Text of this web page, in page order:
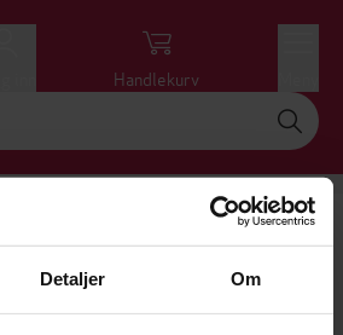
Detaljer Om
Handlekurv
Få varsel ved ny bok av forfatteren